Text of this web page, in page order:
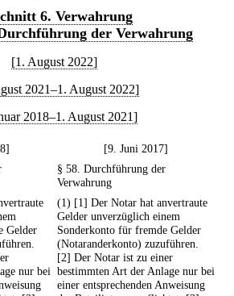
6. Verwahrung
der Verwahrung
[1. August 2022]
2021–1. August 2022]
2018–1. August 2021]
[9. Juni 2017]
§ 58. Durchführung der
Verwahrung
Gelder
nur bei
(1) [1] Der Notar hat anvertraute
Gelder unverzüglich einem
Sonderkonto für fremde Gelder
(Notaranderkonto) zuzuführen.
[2] Der Notar ist zu einer
bestimmten Art der Anlage nur bei
einer entsprechenden Anweisung